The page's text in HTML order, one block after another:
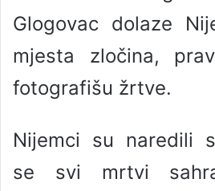
Glogovac dolaze
mjesta zločina,
fotografišu žrtve.
Nijemci su naredili
se svi mrtvi